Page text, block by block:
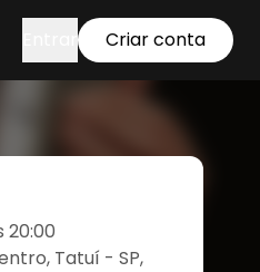
Criar conta
20:00
Tatuí - SP,